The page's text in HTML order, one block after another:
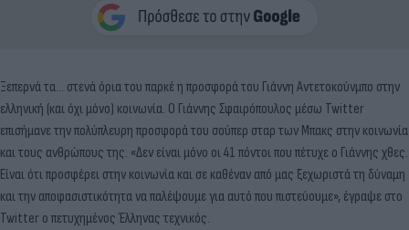
Ξεπερνά τα… στενά όρια του παρκέ η προσφορά του Γιάννη Αντετοκούνμπο στην
ελληνική (και όχι μόνο) κοινωνία. Ο Γιάννης Σφαιρόπουλος μέσω Twitter
επισήμανε την πολύπλευρη προσφορά του σούπερ σταρ των Μπακς στην κοινωνία
και τους ανθρώπους της. «Δεν είναι μόνο οι 41 πόντοι που πέτυχε ο Γιάννης χθες.
Είναι ότι προσφέρει στην κοινωνία και σε καθέναν από μας ξεχωριστά τη δύναμη
και την αποφασιστικότητα να παλέψουμε για αυτό που πιστεύουμε», έγραψε στο
Twitter ο πετυχημένος Έλληνας τεχνικός.